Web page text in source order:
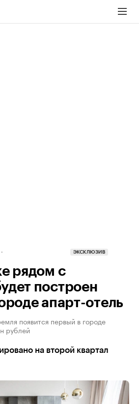
ЭКСКЛЮЗИВ
рядом с
построен
апарт-отель
появится первый в городе
рублей
на второй квартал